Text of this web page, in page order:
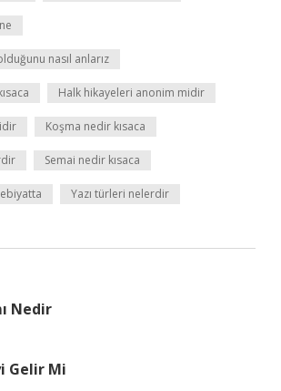
nasıl anlarız
Halk hikayeleri anonim midir
Koşma nedir kısaca
Semai nedir kısaca
Yazı türleri nelerdir
Nedir
Gelir Mi